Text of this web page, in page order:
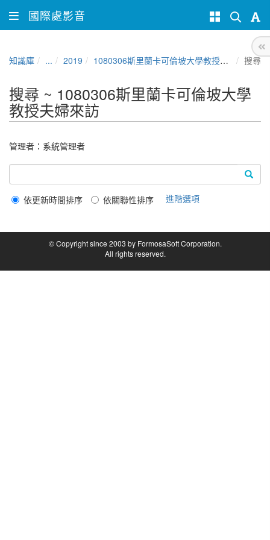
國際處影音
知識庫 ... 2019 1080306斯里蘭卡可倫坡大學教授夫婦來訪 搜尋
搜尋 ~ 1080306斯里蘭卡可倫坡大學
教授夫婦來訪
管理者： 系統管理者
依更新時間排序 依關聯性排序 進階選項
© Copyright since 2003 by FormosaSoft Corporation.
All rights reserved.